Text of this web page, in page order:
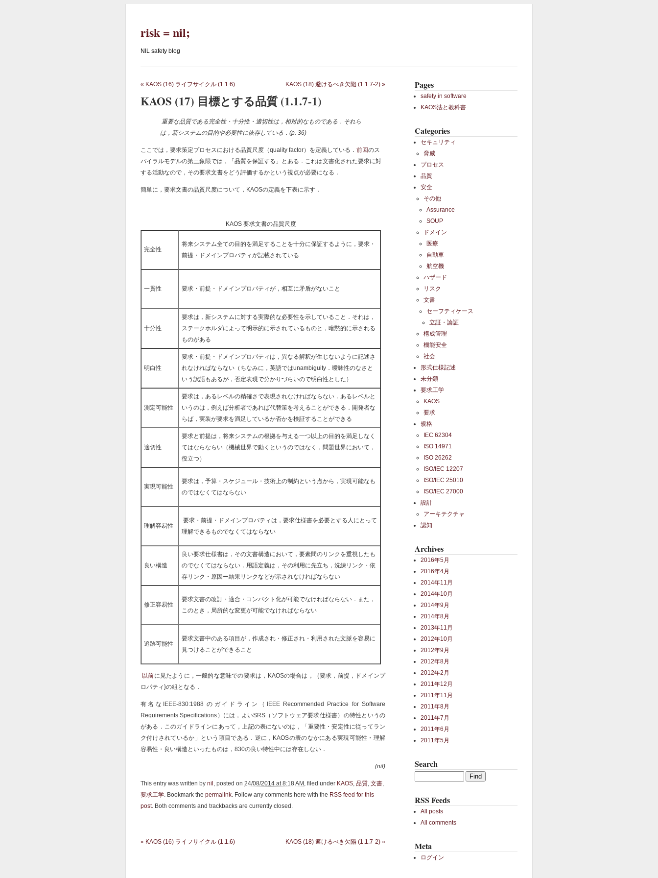
risk = nil;
NIL safety blog
« KAOS (16) ライフサイクル (1.1.6) KAOS (18) 避けるべき欠陥 (1.1.7-2) »
KAOS (17) 目標とする品質 (1.1.7-1)
重要な品質である完全性・十分性・適切性は，相対的なものである．それら
は，新システムの目的や必要性に依存している．(p. 36)
ここでは，要求策定プロセスにおける品質尺度（quality factor）を定義している． 前回のス
パイラルモデルの第三象限では，「品質を保証する」とある．これは文書化された要求に対
する活動なので，その要求文書をどう評価するかという視点が必要になる．
簡単に，要求文書の品質尺度について，KAOSの定義を下表に示す．
KAOS 要求文書の品質尺度
完全性
将来システム全ての目的を満足することを十分に保証するように，要求・
前提・ドメインプロパティが記載されている
一貫性 要求・前提・ドメインプロパティが，相互に矛盾がないこと
十分性
要求は，新システムに対する実際的な必要性を示していること．それは，
ステークホルダによって明示的に示されているものと，暗黙的に示される
ものがある
明白性
要求・前提・ドメインプロパティは，異なる解釈が生じないように記述さ
れなければならない（ちなみに，英語ではunambiguity．曖昧性のなさと
いう訳語もあるが，否定表現で分かりづらいので明白性とした）
測定可能性
要求は，あるレベルの精確さで表現されなければならない．あるレベルと
いうのは，例えば分析者であれば代替策を考えることができる．開発者な
らば，実装が要求を満足しているか否かを検証することができる
適切性
要求と前提は，将来システムの根拠を与える一つ以上の目的を満足しなく
てはならならい（機械世界で動くというのではなく，問題世界において，
役立つ）
実現可能性
要求は，予算・スケジュール・技術上の制約という点から，実現可能なも
のではなくてはならない
理解容易性
要求・前提・ドメインプロパティは，要求仕様書を必要とする人にとって
理解できるものでなくてはならない
良い構造
良い要求仕様書は，その文書構造において，要素間のリンクを重視したも
のでなくてはならない．用語定義は，その利用に先立ち，洗練リンク・依
存リンク・原因ー結果リンクなどが示されなければならない
修正容易性
要求文書の改訂・適合・コンパクト化が可能でなければならない．また，
このとき，局所的な変更が可能でなければならない
追跡可能性
要求文書中のある項目が，作成され・修正され・利用された文脈を容易に
見つけることができること
以前に見たように，一般的な意味での要求は，KAOSの場合は，｛要求，前提，ドメインプ
ロパティ}の組となる．
有名なIEEE-830:1988 のガイドライン（IEEE Recommended Practice for Software
Requirements Specifications）には，よいSRS（ソフトウェア要求仕様書）の特性というの
がある．このガイドラインにあって，上記の表にないのは，「重要性・安定性に従ってラン
ク付けされているか」という項目である．逆に，KAOSの表のなかにある実現可能性・理解
容易性・良い構造といったものは，830の良い特性中には存在しない．
(nil)
This entry was written by nil , posted on 24/08/2014 at 8:18 AM , filed under KAOS, 品質, 文書,
要求工学. Bookmark the permalink. Follow any comments here with the RSS feed for this
post. Both comments and trackbacks are currently closed.
« KAOS (16) ライフサイクル (1.1.6) KAOS (18) 避けるべき欠陥 (1.1.7-2) »
Pages
safety in software
KAOS法と教科書
Categories
セキュリティ
脅威
プロセス
品質
安全
その他
Assurance
SOUP
ドメイン
医療
自動車
航空機
ハザード
リスク
文書
セーフティケース
立証・論証
構成管理
機能安全
社会
形式仕様記述
未分類
要求工学
KAOS
要求
規格
IEC 62304
ISO 14971
ISO 26262
ISO/IEC 12207
ISO/IEC 25010
ISO/IEC 27000
設計
アーキテクチャ
認知
Archives
2016年5月
2016年4月
2014年11月
2014年10月
2014年9月
2014年8月
2013年11月
2012年10月
2012年9月
2012年8月
2012年2月
2011年12月
2011年11月
2011年8月
2011年7月
2011年6月
2011年5月
Search
RSS Feeds
All posts
All comments
Meta
ログイン